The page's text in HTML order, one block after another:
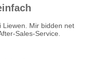
Liewen. Mir bidden net
Sales-Service.